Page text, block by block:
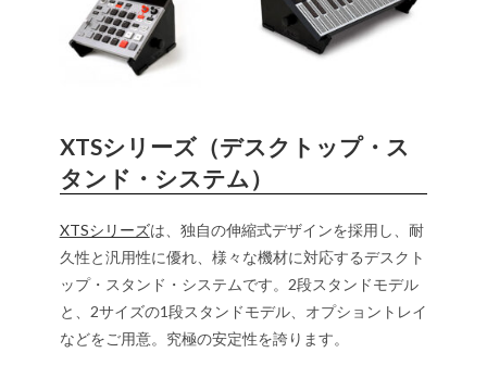
XTSシリーズ（デスクトップ・ス
タンド・システム）
XTSシリーズは、独自の伸縮式デザインを採用し、耐
久性と汎用性に優れ、様々な機材に対応するデスクト
ップ・スタンド・システムです。2段スタンドモデル
と、2サイズの1段スタンドモデル、オプショントレイ
などをご用意。究極の安定性を誇ります。